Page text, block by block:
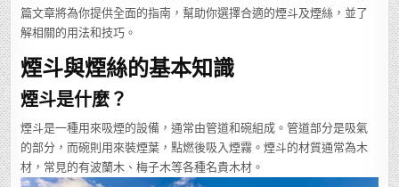
篇文章將為你提供全面的指南，幫助你選擇合適的煙斗及煙絲，並了
解相關的用法和技巧。
煙斗與煙絲的基本知識
煙斗是什麼？
煙斗是一種用來吸煙的設備，通常由管道和碗組成。管道部分是吸氣
的部分，而碗則用來裝煙葉，點燃後吸入煙霧。煙斗的材質通常為木
材，常見的有波蘭木、梅子木等各種名貴木材。